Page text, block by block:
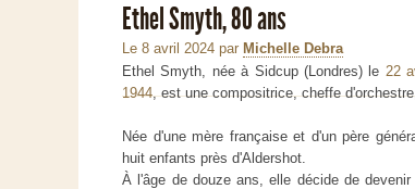
Ethel Smyth, 80 ans
Le 8 avril 2024 par Michelle Debra
Ethel Smyth, née à Sidcup (Londres) le 22
1944, est une compositrice, cheffe
Née d'une mère française et d'un père
huit enfants près d'Aldershot.
À l'âge de douze ans, elle décide de